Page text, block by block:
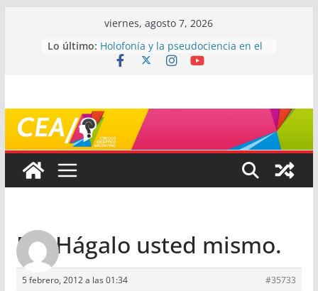
viernes, agosto 7, 2026
Lo último: Holofonía y la pseudociencia en el
audio
Mayéutica (o cómo debatir sin
terminar a los golpes)
Somos menos capaces de lo que
Re: Hágalo usted mismo.
5 febrero, 2012 a las 01:34
#35733